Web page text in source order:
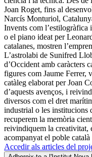
Joan Roget, fins al
Narcís Monturiol,
Invents com
o el piano ideat per
catalanes, mostren
L’astrolabi de Sunifred
d’Occident amb caràcters
figures com Jaume Ferrer,
catàleg elaborat per Joan
d’aquests avenços, i
diversos com el dret
industrial o les institucions
recuperem la memòria
reivindiquem la creativitat,
acompanyat el poble
Accedir als articles del